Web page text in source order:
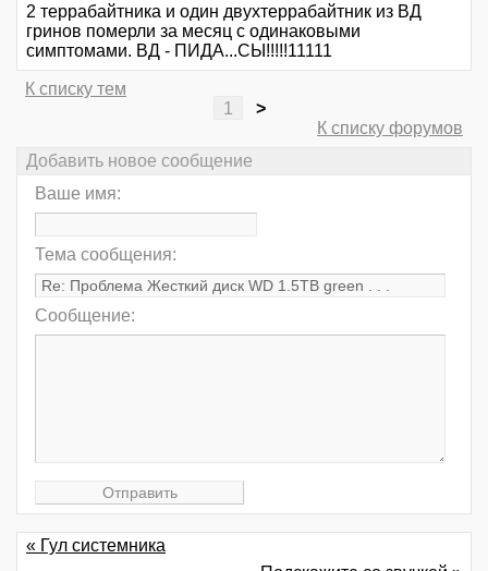
2 террабайтника и один двухтеррабайтник из ВД
гринов померли за месяц с одинаковыми
симптомами. ВД - ПИДА...СЫ!!!!!11111
К списку тем
1
>
К списку форумов
Добавить новое сообщение
Ваше имя:
Тема сообщения:
Сообщение:
« Гул системника